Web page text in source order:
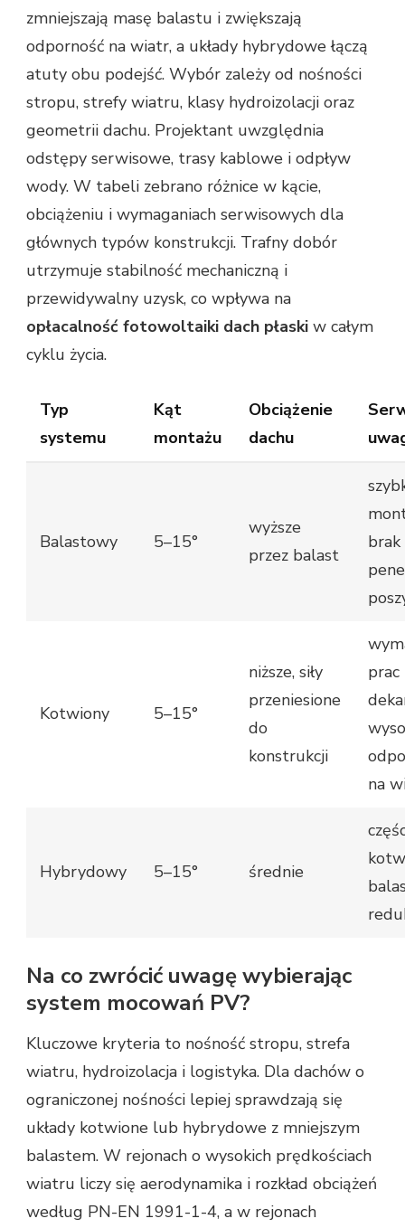
zmniejszają masę balastu i zwiększają
odporność na wiatr, a układy hybrydowe łączą
atuty obu podejść. Wybór zależy od nośności
stropu, strefy wiatru, klasy hydroizolacji oraz
geometrii dachu. Projektant uwzględnia
odstępy serwisowe, trasy kablowe i odpływ
wody. W tabeli zebrano różnice w kącie,
obciążeniu i wymaganiach serwisowych dla
głównych typów konstrukcji. Trafny dobór
utrzymuje stabilność mechaniczną i
przewidywalny uzysk, co wpływa na
opłacalność fotowoltaiki dach płaski w całym
cyklu życia.
Typ
systemu
Kąt
montażu
Obciążenie
dachu
Balastowy 5–15°
wyższe
przez balast
brak
Kotwiony 5–15°
niższe, siły
przeniesione
do
konstrukcji
prac
na
Hybrydowy 5–15° średnie
Na co zwrócić uwagę wybierając
system mocowań PV?
Kluczowe kryteria to nośność stropu, strefa
wiatru, hydroizolacja i logistyka. Dla dachów o
ograniczonej nośności lepiej sprawdzają się
układy kotwione lub hybrydowe z mniejszym
balastem. W rejonach o wysokich prędkościach
wiatru liczy się aerodynamika i rozkład obciążeń
według PN-EN 1991-1-4, a w rejonach